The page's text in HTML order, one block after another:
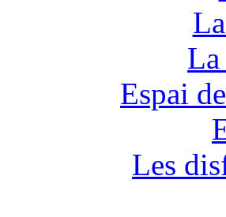
La
Espai
Les